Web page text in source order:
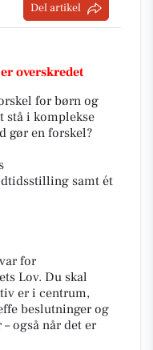
Del artikel
overskredet
for børn og
stå i komplekse
gør en forskel?
samt ét
for
Lov. Du skal
er i centrum,
beslutninger og
også når det er